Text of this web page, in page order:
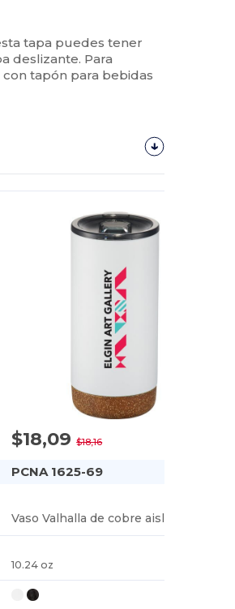
tapa puedes tener
deslizante. Para
tapón para bebidas
$18,09$18,16
PCNA 1625-69
10.24 oz